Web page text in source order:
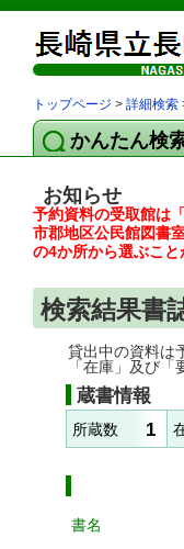
トップページ > 詳細検索
かんたん検
お知らせ
予約資料の受取館は
市郡地区公民館図書
の4か所から選ぶこと
検索結果書
貸出中の資料は
「在庫」及び
蔵書情報
所蔵数 1
書名